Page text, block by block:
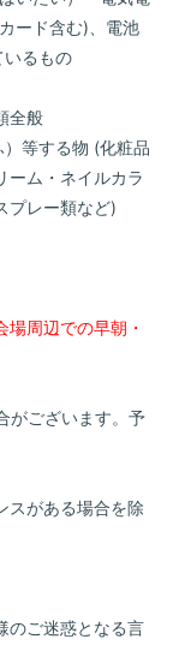
ード含む)、電池
るもの
全般
等する物 (化粧品
ーム・ネイルカラ
プレー類など)
場周辺での早朝・
がございます。予
スがある場合を除
のご迷惑となる言